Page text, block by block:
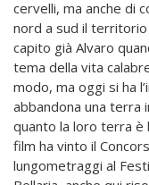
cervelli, ma anche di
nord a sud il
capito già Alvaro
tema della vita
modo, ma oggi si ha
abbandona una terra
quanto la loro terra è
film ha vinto il
lungometraggi al